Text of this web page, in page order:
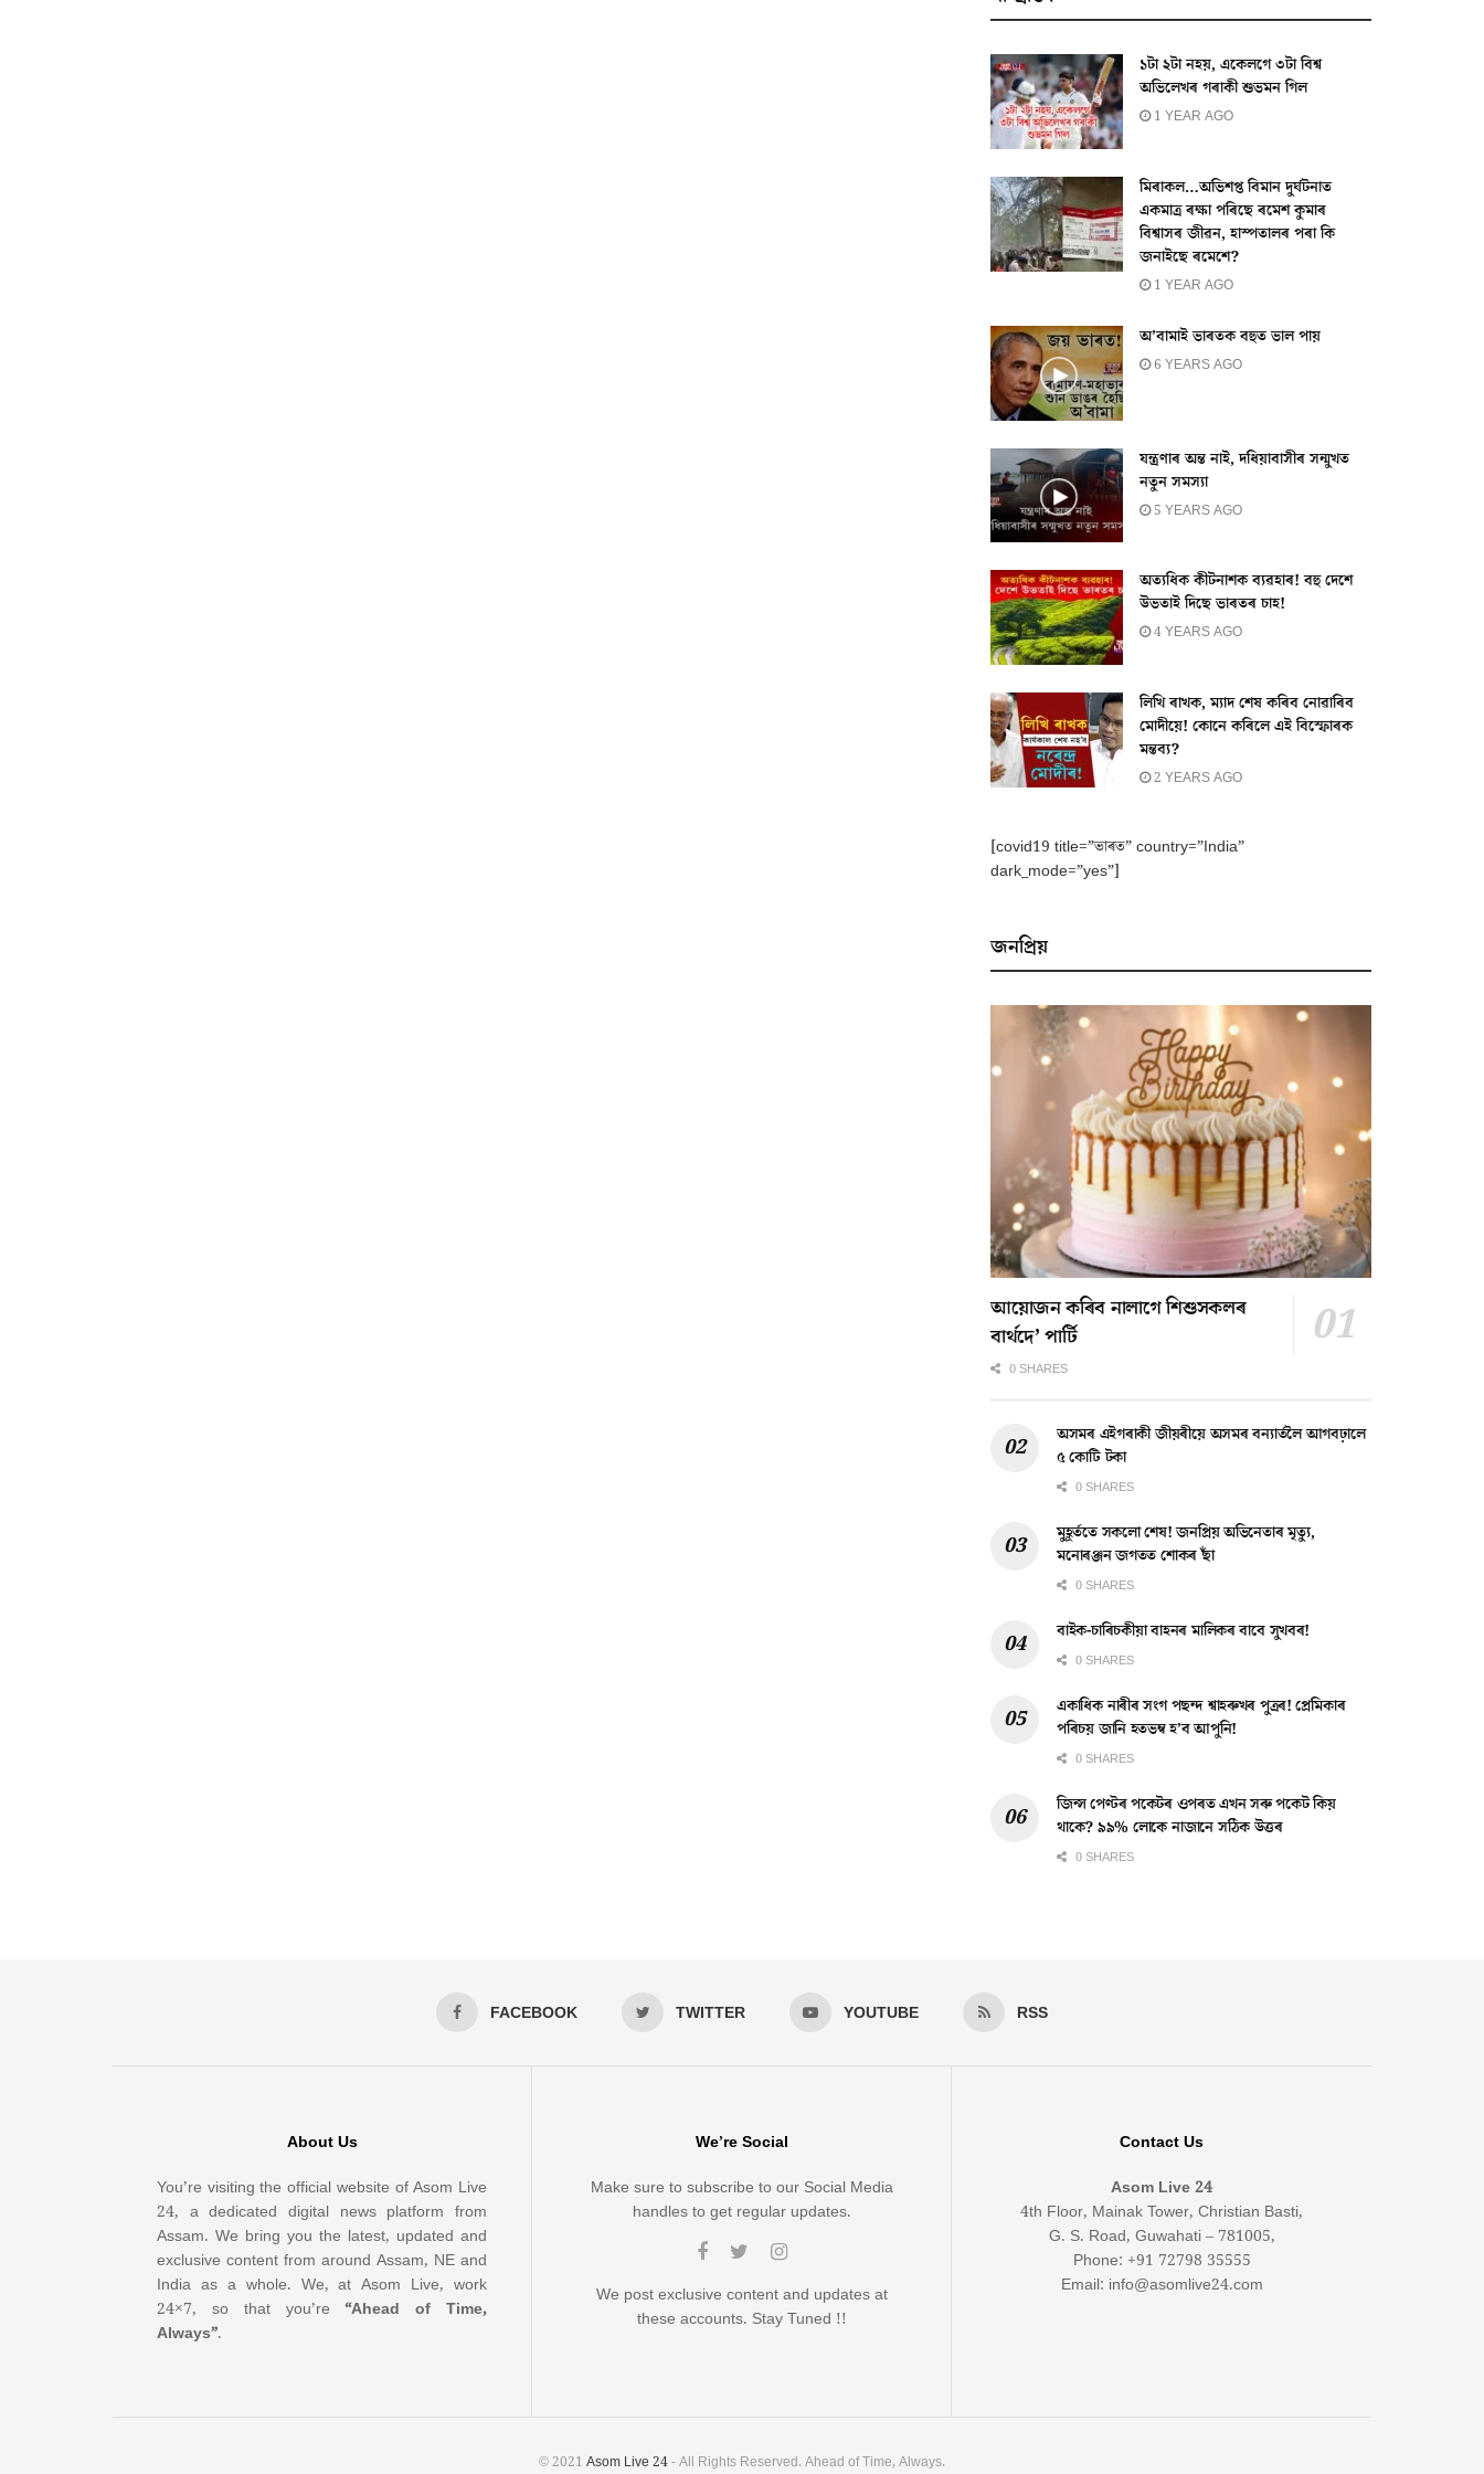
১টা ২টা নহয়, একেলগে ৩টা বিশ্ব
অভিলেখৰ গৰাকী শুভমন গিল
1 YEAR AGO
মিৰাকল…অভিশপ্ত বিমান দুৰ্ঘটনাত
একমাত্ৰ ৰক্ষা পৰিছে ৰমেশ কুমাৰ
বিশ্বাসৰ জীৱন, হাস্পতালৰ পৰা কি
জনাইছে ৰমেশে?
1 YEAR AGO
অ’বামাই ভাৰতক বহুত ভাল পায়
6 YEARS AGO
যন্ত্ৰণাৰ অন্ত নাই, দধিয়াবাসীৰ সন্মুখত
নতুন সমস্যা
5 YEARS AGO
অত্যধিক কীটনাশক ব্যৱহাৰ! বহু দেশে
উভতাই দিছে ভাৰতৰ চাহ!
4 YEARS AGO
লিখি ৰাখক, ম্যাদ শেষ কৰিব নোৱাৰিব
মোদীয়ে! কোনে কৰিলে এই বিস্ফোৰক
মন্তব্য?
2 YEARS AGO
[covid19 title=”ভাৰত” country=”India”
dark_mode=”yes”]
জনপ্ৰিয়
আয়োজন কৰিব নালাগে শিশুসকলৰ
বাৰ্থদে’ পাৰ্টি
0 SHARES
অসমৰ এইগৰাকী জীয়ৰীয়ে অসমৰ বন্যাৰ্তলৈ আগবঢ়ালে
৫ কোটি টকা
0 SHARES
মুহূৰ্ততে সকলো শেষ! জনপ্ৰিয় অভিনেতাৰ মৃত্যু,
মনোৰঞ্জন জগতত শোকৰ ছাঁ
0 SHARES
বাইক-চাৰিচকীয়া বাহনৰ মালিকৰ বাবে সুখবৰ!
0 SHARES
একাধিক নাৰীৰ সংগ পছন্দ শ্বাহৰুখৰ পুত্ৰৰ! প্ৰেমিকাৰ
পৰিচয় জানি হতভম্ব হ’ব আপুনি!
0 SHARES
জিন্স পেণ্টৰ পকেটৰ ওপৰত এখন সৰু পকেট কিয়
থাকে? ৯৯% লোকে নাজানে সঠিক উত্তৰ
0 SHARES
FACEBOOK TWITTER YOUTUBE RSS
About Us
You’re visiting the official website of Asom Live
24, a dedicated digital news platform from
Assam. We bring you the latest, updated and
exclusive content from around Assam, NE and
India as a whole. We, at Asom Live, work
24×7, so that you’re“Ahead of Time,
Always”.
We’re Social
Make sure to subscribe to our Social Media
handles to get regular updates.
We post exclusive content and updates at
these accounts. Stay Tuned !!
Contact Us
Asom Live 24
4th Floor, Mainak Tower, Christian Basti,
G. S. Road, Guwahati – 781005,
Phone: +91 72798 35555
Email: info@asomlive24.com
© 2021 Asom Live 24- All Rights Reserved. Ahead of Time, Always.